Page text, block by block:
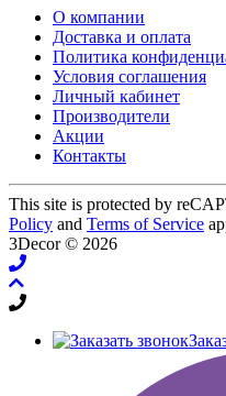
О компании
Доставка и оплата
Политика
Условия соглашения
Личный кабинет
Производители
Акции
Контакты
This site is protected by
Policy and Terms of Service
3Decor © 2026